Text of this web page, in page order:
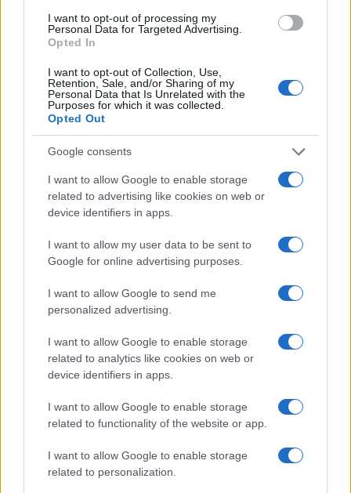
I want to opt-out of processing my
Personal Data for Targeted Advertising.
Opted In
I want to opt-out of Collection, Use,
Retention, Sale, and/or Sharing of my
Personal Data that Is Unrelated with the
Purposes for which it was collected.
Opted Out
Google consents
I want to allow Google to enable storage
related to advertising like cookies on web or
device identifiers in apps.
I want to allow my user data to be sent to
Google for online advertising purposes.
I want to allow Google to send me
personalized advertising.
I want to allow Google to enable storage
related to analytics like cookies on web or
device identifiers in apps.
I want to allow Google to enable storage
related to functionality of the website or app.
I want to allow Google to enable storage
related to personalization.
trovava la Truman, con quasi 60
cacciabombardieri F18 Hornet e la sua scorta. In
mezzo a loro, il 25 luglio si era riunita una
squadra della Nato, lo Standing Maritime Group
Two, con caccia e fregate delle marine americane,
italiane, spagnole, turche e greche per proteggere
la portaerei statunitense. La coppia Ammiraglio
Tributs e Varyag, tenuta costantemente sotto
controllo anche da droni spia Global Hawk,
almeno un sottomarino italiano, aerei da
ricognizione italiani e americani, nei giorni scorsi
si è allontanata dall’Adriatico facendo rotta nello
Ionio presso il litorale greco.
Nel Mediterraneo naviga un’altra formazione
, composta da un incrociatore classe Slava,
quattro navi e due sottomarini classe Kilo
equipaggiati con missili a lungo raggio Kalibr.
Questa compagine si muove tra Tartus in Siria
chiusura del Bosforo alle unità militari) e pattuglia
il mare tra il Bosforo e Suez, cioè le rotte che